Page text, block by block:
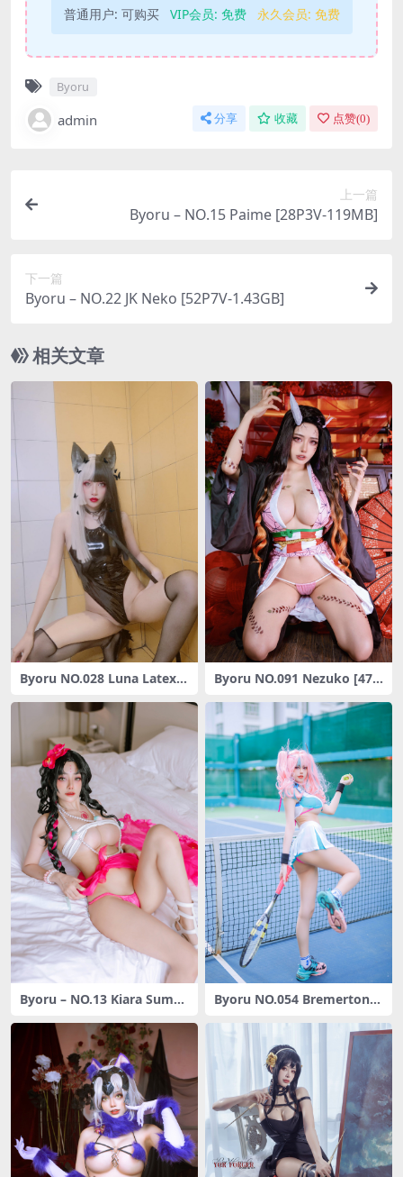
普通用户: 可购买 VIP会员: 免费 永久会员: 免费
Byoru
admin 分享 收藏 点赞(0)
上一篇
Byoru – NO.15 Paime [28P3V-119MB]
下一篇
Byoru – NO.22 JK Neko [52P7V-1.43GB]
相关文章
Byoru NO.028 Luna Latex
Byoru NO.091 Nezuko [47P
Byoru – NO.13 Kiara Summ
Byoru NO.054 Bremerton